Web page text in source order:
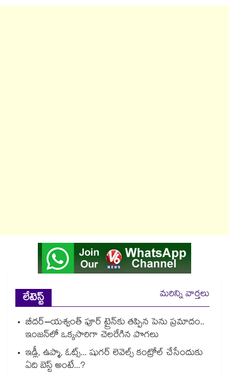
లేటెస్ట్
మరిన్ని వార్తలు
బీదర్–యశ్వంత్ పూర్ ట్రైన్‎కు తప్పిన పెను ప్రమాదం..
ఇంజన్‎లో ఒక్కసారిగా చెలరేగిన పొగలు
ఇడ్లీ, ఉప్మా, ఓట్స్... షుగర్ లెవెల్స్ కంట్రోల్ చేసేందుకు
ఏది బెస్ట్ అంటే...?